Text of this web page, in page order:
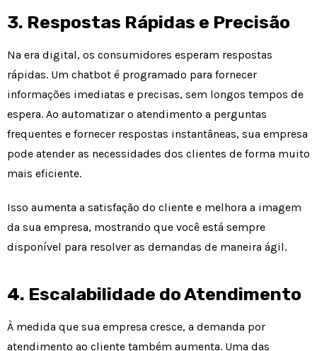
3. Respostas Rápidas e Precisão
Na era digital, os consumidores esperam respostas
rápidas. Um chatbot é programado para fornecer
informações imediatas e precisas, sem longos tempos de
espera. Ao automatizar o atendimento a perguntas
frequentes e fornecer respostas instantâneas, sua empresa
pode atender as necessidades dos clientes de forma muito
mais eficiente.
Isso aumenta a satisfação do cliente e melhora a imagem
da sua empresa, mostrando que você está sempre
disponível para resolver as demandas de maneira ágil.
4. Escalabilidade do Atendimento
À medida que sua empresa cresce, a demanda por
atendimento ao cliente também aumenta. Uma das